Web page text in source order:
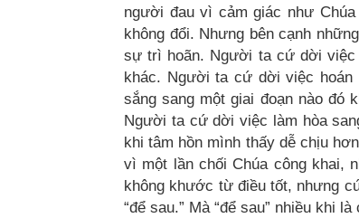
người đau vì cảm giác như
không đổi. Nhưng bên cạnh
sự trì hoãn. Người ta cứ dời việc
khác. Người ta cứ dời việc
sắng sang một giai đoạn nào
Người ta cứ dời việc làm hòa
khi tâm hồn mình thấy dễ chịu
vì một lần chối Chúa công khai,
không khước từ điều tốt, nhưng
“để sau.” Mà “để sau” nhiều khi